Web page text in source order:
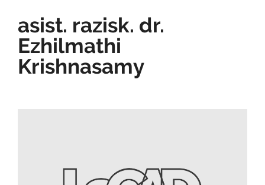
asist. razisk. dr.
Ezhilmathi
Krishnasamy